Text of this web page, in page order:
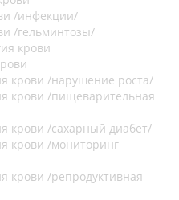
/инфекции/
/гельминтозы/
крови
крови /нарушение роста/
крови /пищеварительная
крови /сахарный диабет/
крови /мониторинг
крови /репродуктивная